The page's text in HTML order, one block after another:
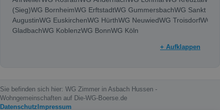
(Sieg)WG BornheimWG ErftstadtWG GummersbachWG Sankt
AugustinWG EuskirchenWG HürthWG NeuwiedWG TroisdorfWG
GladbachWG KoblenzWG BonnWG Köln
+ Aufklappen
Sie befinden sich hier: WG Zimmer in Asbach Hussen -
Wohngemeinschaften auf Die-WG-Boerse.de
Datenschutz Impressum